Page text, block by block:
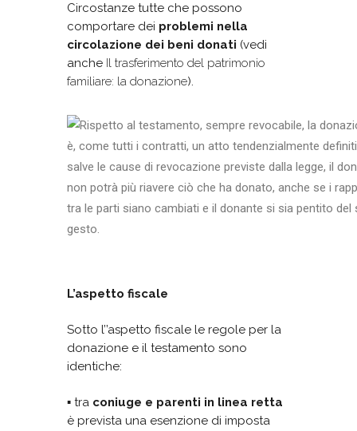
Circostanze tutte che possono
comportare dei problemi nella
circolazione dei beni donati (vedi
anche Il trasferimento del patrimonio
familiare: la donazione).
L’aspetto fiscale
Sotto l’’aspetto fiscale le regole per la
donazione e il testamento sono
identiche:
▪ tra coniuge e parenti in linea retta
è prevista una esenzione di imposta